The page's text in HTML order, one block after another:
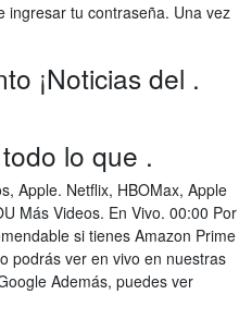
ingresar tu contraseña. Una vez
¡Noticias del .
lo que .
Apple. Netflix, HBOMax, Apple
Más Videos. En Vivo. 00:00 Por
si tienes Amazon Prime
podrás ver en vivo en nuestras
Además, puedes ver